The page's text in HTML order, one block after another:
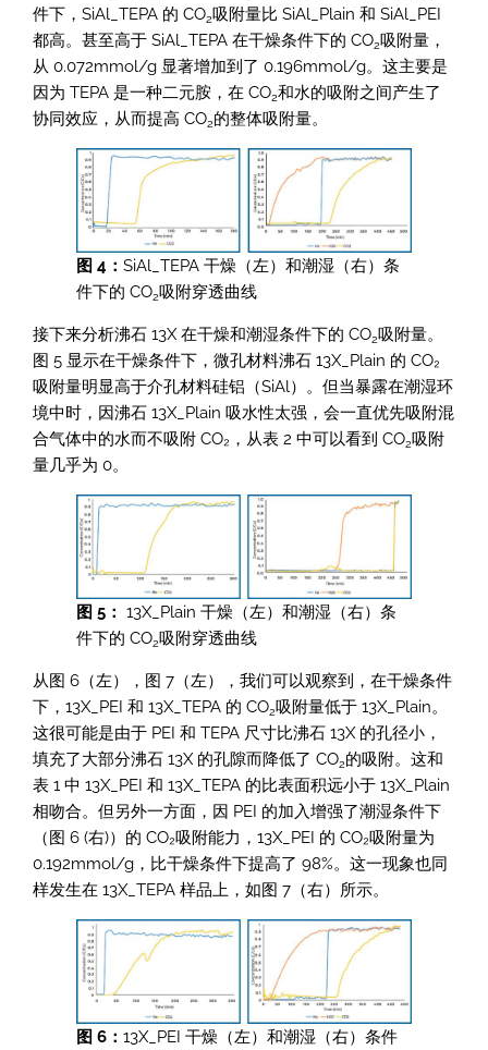
件下，SiAl_TEPA 的 CO2吸附量比 SiAl_Plain 和 SiAl_PEI
都高。甚至高于 SiAl_TEPA 在干燥条件下的 CO2吸附量，
从 0.072mmol/g 显著增加到了 0.196mmol/g。这主要是
因为 TEPA 是一种二元胺，在 CO2和水的吸附之间产生了
协同效应，从而提高 CO2的整体吸附量。
图 4： SiAl_TEPA 干燥（左）和潮湿（右）条
件下的 CO2吸附穿透曲线
接下来分析沸石 13X 在干燥和潮湿条件下的 CO2吸附量。
图 5 显示在干燥条件下，微孔材料沸石 13X_Plain 的 CO₂
吸附量明显高于介孔材料硅铝（SiAl）。但当暴露在潮湿环
境中时，因沸石 13X_Plain 吸水性太强，会一直优先吸附混
合气体中的水而不吸附 CO₂，从表 2 中可以看到 CO2吸附
量几乎为 0。
图 5： 13X_Plain 干燥（左）和潮湿（右）条
件下的 CO2吸附穿透曲线
从图 6（左），图 7（左），我们可以观察到，在干燥条件
下，13X_PEI 和 13X_TEPA 的 CO2吸附量低于 13X_Plain。
这很可能是由于 PEI 和 TEPA 尺寸比沸石 13X 的孔径小，
填充了大部分沸石 13X 的孔隙而降低了 CO2的吸附。这和
表 1 中 13X_PEI 和 13X_TEPA 的比表面积远小于 13X_Plain
相吻合。但另外一方面，因 PEI 的加入增强了潮湿条件下
（图 6 (右)）的 CO₂吸附能力，13X_PEI 的 CO₂吸附量为
0.192mmol/g，比干燥条件下提高了 98%。这一现象也同
样发生在 13X_TEPA 样品上，如图 7（右）所示。
图 6： 13X_PEI 干燥（左）和潮湿（右）条件